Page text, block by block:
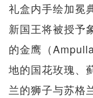
礼盒内手绘加冕
新国王将被授予
的金鹰（
地的国花玫瑰、
兰的狮子与苏格